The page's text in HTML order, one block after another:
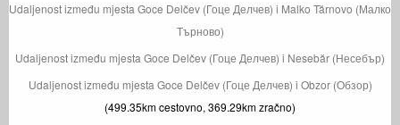
Udaljenost između mjesta Goce Delčev (Гоце Делчев) i Malko Tărnovo (Малко
Търново)
Udaljenost između mjesta Goce Delčev (Гоце Делчев) i Nesebăr (Несебър)
Udaljenost između mjesta Goce Delčev (Гоце Делчев) i Obzor (Обзор)
(499.35km cestovno, 369.29km zračno)